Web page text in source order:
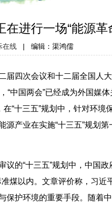
在进行一场“能源革
在线 | 编辑：渠鸿儒
四次会议和十二届全国人
“中国两会”已经成为外国媒
在“十三五”规划中，针对环境
源产业在实施“十三五”规划
议的“十三五”规划中，中国
煤以内。文章评价称，习近
保护环境的重要手段。随着